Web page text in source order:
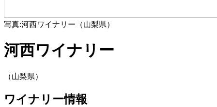
写真:河西ワイナリー（山梨県）
河西ワイナリー
（山梨県）
ワイナリー情報